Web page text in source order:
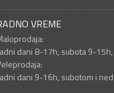
VREME
dani 8-17h, subota 9-
dani 9-16h, subotom i